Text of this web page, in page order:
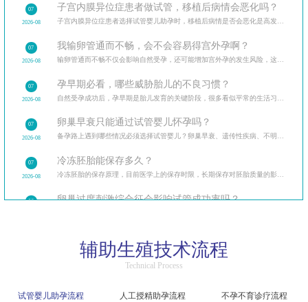
07
2026-08
子宫内膜异位症患者做试管，移植后病情会恶化吗？
07
2026-08
我输卵管通而不畅，会不会容易得宫外孕啊？
07
2026-08
孕早期必看，哪些威胁胎儿的不良习惯？
07
2026-08
卵巢早衰只能通过试管婴儿怀孕吗？
备孕路上遇到哪些情况必须选择试管婴儿？卵巢早衰、遗传性疾病、不明原因不孕等多种临床场景，试管婴
07
2026-08
冷冻胚胎能保存多久？
冷冻胚胎的保存原理，目前医学上的保存时限，长期保存对胚胎质量的影响，保存期限与解冻成功率的关系。
06 卵巢过度刺激综合征会影响试管成功率吗？
精子洗涤过程中会损伤精子吗？
2026-08
辅助生殖技术流程
Technical Process
试管婴儿助孕流程 人工授精助孕流程 不孕不育诊疗流程